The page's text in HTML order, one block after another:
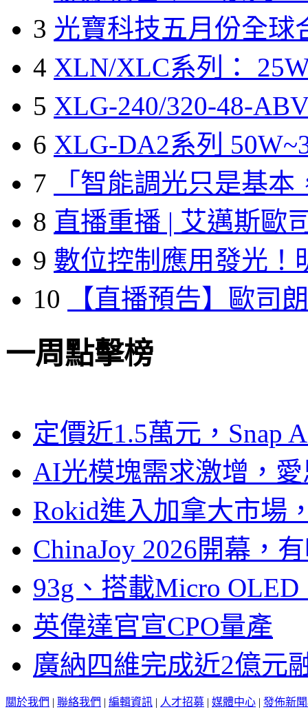
3 光寶科技五月份全球
4 XLN/XLC系列：
5 XLG-240/320-48-
6 XLG-DA2系列
7
「智能調光只是基本
8 直播重播 | 艾邁斯歐
9 數位控制應用發光！
10
【直播預告】歐司
一周點擊榜
定價近1.5萬元，Snap
AI光模塊需求激增，
Rokid進入加拿大市場
ChinaJoy 2026開幕，
93g、搭載Micro
英偉達官宣CPO量產
廣納四維完成近2億元
關於我們 | 聯絡我們 | 編輯資訊 | 人才招募 | 媒體中心 | 發佈新